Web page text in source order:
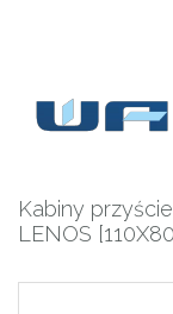
Kabiny
LENOS